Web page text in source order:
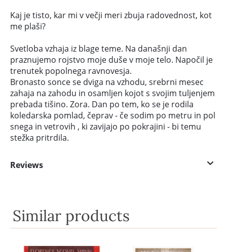
Kaj je tisto, kar mi v večji meri zbuja radovednost, kot
me plaši?
Svetloba vzhaja iz blage teme. Na današnji dan
praznujemo rojstvo moje duše v moje telo. Napočil je
trenutek popolnega ravnovesja.
Bronasto sonce se dviga na vzhodu, srebrni mesec
zahaja na zahodu in osamljen kojot s svojim tuljenjem
prebada tišino. Zora. Dan po tem, ko se je rodila
koledarska pomlad, čeprav - če sodim po metru in pol
snega in vetrovih , ki zavijajo po pokrajini - bi temu
stežka pritrdila.
Reviews
Similar products